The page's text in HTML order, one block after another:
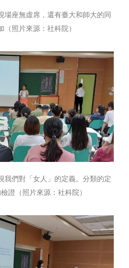
場座無虛席，還有臺大和師大的同
（照片來源：社科院）
我們對「女人」的定義。分類的定
證（照片來源：社科院）